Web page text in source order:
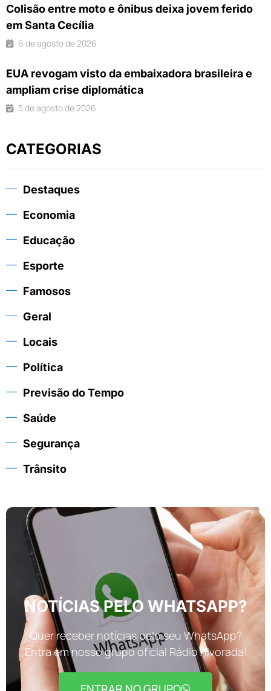
Colisão entre moto e ônibus deixa jovem ferido
em Santa Cecília
6 de agosto de 2026
EUA revogam visto da embaixadora brasileira e
ampliam crise diplomática
5 de agosto de 2026
CATEGORIAS
Destaques
Economia
Educação
Esporte
Famosos
Geral
Locais
Política
Previsão do Tempo
Saúde
Segurança
Trânsito
NOTÍCIAS PELO WHATSAPP?
Quer receber notícias pelo seu WhatsApp?
Entra em nosso grupo oficial Rádio Alvorada!